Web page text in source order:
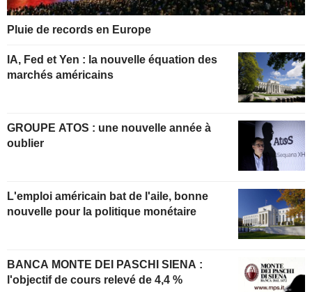
Pluie de records en Europe
IA, Fed et Yen : la nouvelle équation des
marchés américains
GROUPE ATOS : une nouvelle année à
oublier
L'emploi américain bat de l'aile, bonne
nouvelle pour la politique monétaire
BANCA MONTE DEI PASCHI SIENA :
l'objectif de cours relevé de 4,4 %